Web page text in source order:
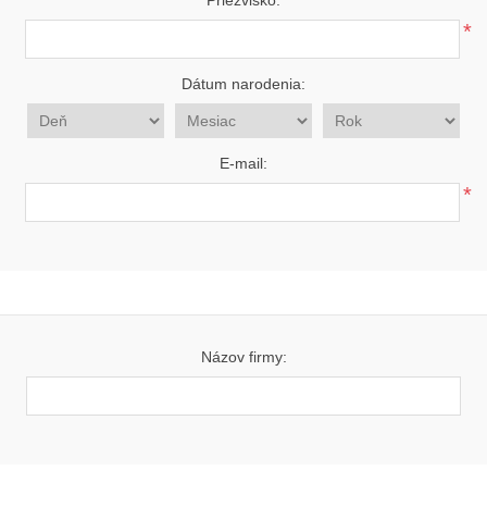
*
Dátum narodenia:
E-mail:
*
Názov firmy: